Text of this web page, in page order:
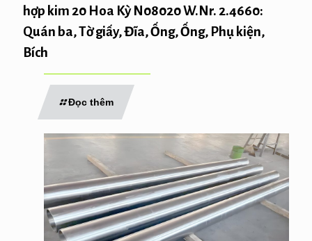
hợp kim 20 Hoa Kỳ N08020 W.Nr. 2.4660:
Quán ba, Tờ giấy, Đĩa, Ống, Ống, Phụ kiện,
Bích
Đọc thêm